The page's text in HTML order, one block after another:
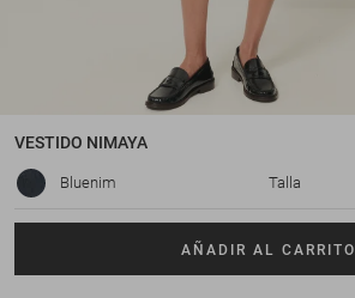
VESTIDO NIMAYA
Bluenim Talla
AÑADIR AL CARRITO